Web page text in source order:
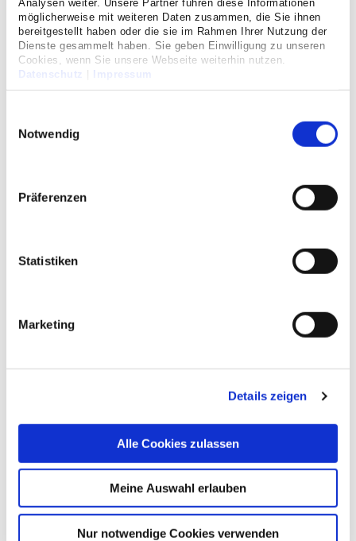
Analysen weiter. Unsere Partner führen diese Informationen
möglicherweise mit weiteren Daten zusammen, die Sie ihnen
bereitgestellt haben oder die sie im Rahmen Ihrer Nutzung der
Dienste gesammelt haben. Sie geben Einwilligung zu unseren
Cookies, wenn Sie unsere Webseite weiterhin nutzen.
Datenschutz
Impressum
Notwendig
Präferenzen
Statistiken
Marketing
Details zeigen
Alle Cookies zulassen
Meine Auswahl erlauben
Nur notwendige Cookies verwenden
Orthopädie: Alles rund um den
(gesunden) Fuß
Orthopädie um Chefarzt Dr. Christian
schmerzen – Wie können sie behoben
Themen sind u.a.
Hallux valgus und Hallux rigidus
Krallenzehen und Hammerzehen
Pes valgus und Pes planus
Fußgelenksversteifung (Arthrodese)